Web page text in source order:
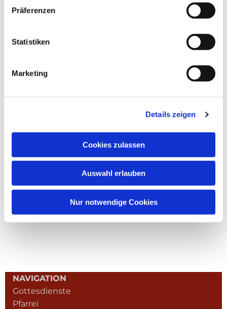
Präferenzen
Statistiken
Marketing
Details zeigen
Cookies zulassen
Auswahl erlauben
Nur notwendige Cookies
NAVIGATION
Gottesdienste
Pfarrei